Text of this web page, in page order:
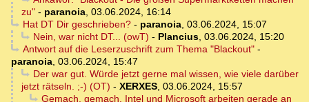
zu" - paranoia, 03.06.2024, 16:14
Hat DT Dir geschrieben?- paranoia, 03.06.2024, 15:07
Nein, war nicht DT... (owT) - Plancius, 03.06.2024, 15:20
Antwort auf die Leserzuschrift zum Thema "Blackout"-
paranoia, 03.06.2024, 15:47
Der war gut. Würde jetzt gerne mal wissen, wie viele darüber
jetzt rätseln. ;-) (OT) - XERXES, 03.06.2024, 15:57
Gemach, gemach. Intel und Microsoft arbeiten gerade an